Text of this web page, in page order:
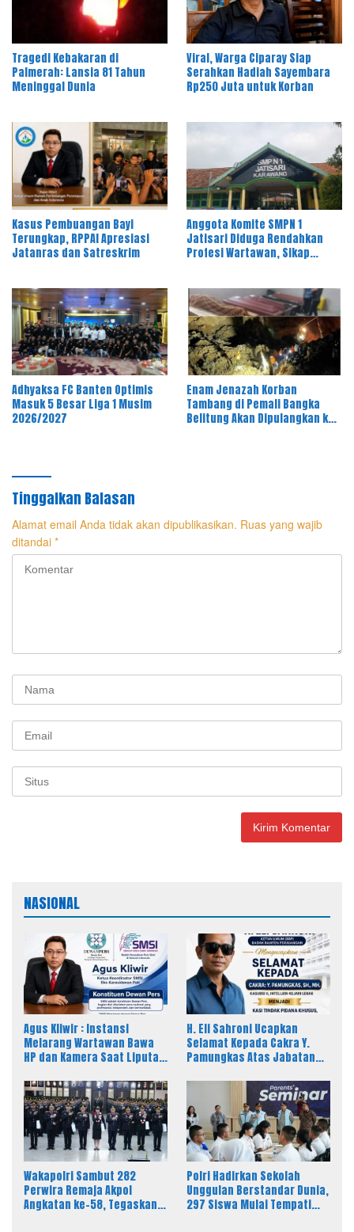
Tragedi Kebakaran di
Palmerah: Lansia 81 Tahun
Meninggal Dunia
Viral, Warga Ciparay Siap
Serahkan Hadiah Sayembara
Rp250 Juta untuk Korban
Kasus Pembuangan Bayi
Terungkap, RPPAI Apresiasi
Jatanras dan Satreskrim
Anggota Komite SMPN 1
Jatisari Diduga Rendahkan
Profesi Wartawan, Sikap
Adhyaksa FC Banten Optimis
Masuk 5 Besar Liga 1 Musim
2026/2027
Enam Jenazah Korban
Tambang di Pemali Bangka
Belitung Akan Dipulangkan ke
Tinggalkan Balasan
Alamat email Anda tidak akan dipublikasikan. Ruas yang wajib
ditandai *
NASIONAL
Agus Kliwir : Instansi
Melarang Wartawan Bawa
HP dan Kamera Saat Liputan
Pers
H. Eli Sahroni Ucapkan
Selamat Kepada Cakra Y.
Pamungkas Atas Jabatan
Timor Tengah Utara
Wakapolri Sambut 282
Perwira Remaja Akpol
Angkatan ke-58, Tegaskan
Polri Hadirkan Sekolah
Unggulan Berstandar Dunia,
297 Siswa Mulai Tempati